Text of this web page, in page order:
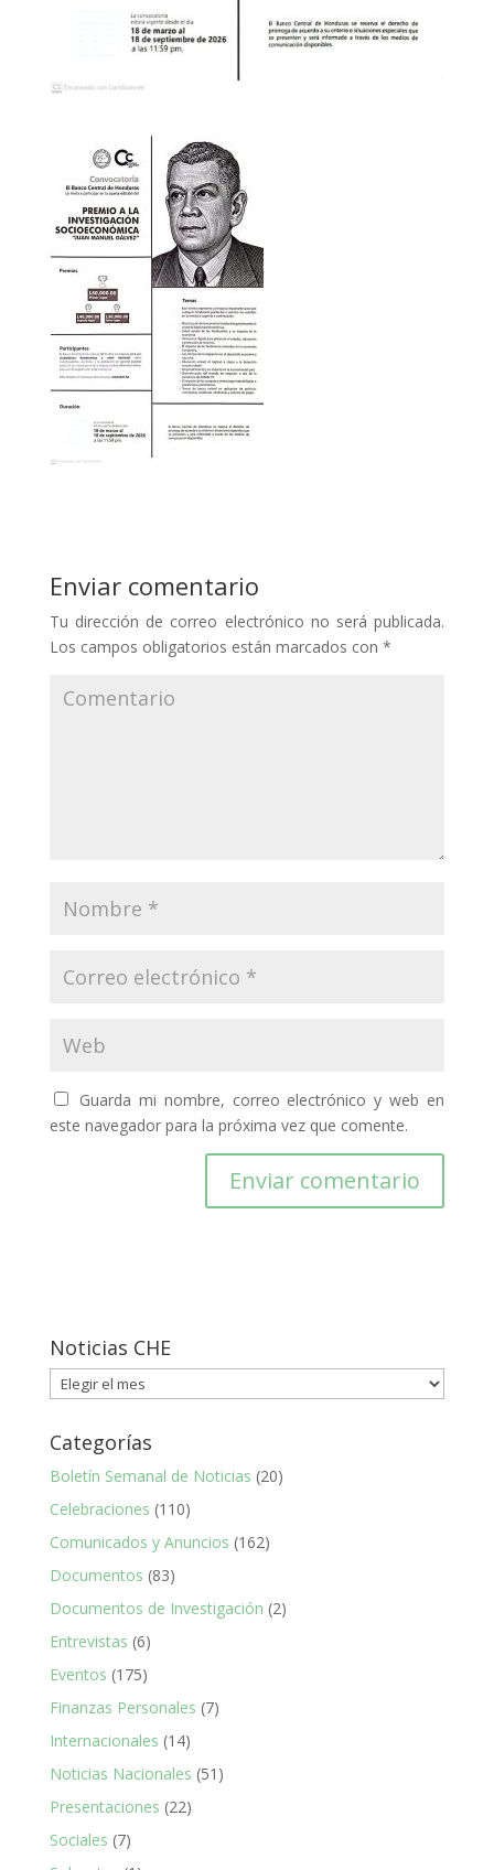
Enviar comentario
Tu dirección de correo electrónico no será publicada.
Los campos obligatorios están marcados con *
Guarda mi nombre, correo electrónico y web en
este navegador para la próxima vez que comente.
Noticias CHE
Noticias
CHE
Categorías
Boletín Semanal de Noticias (20)
Celebraciones (110)
Comunicados y Anuncios (162)
Documentos (83)
Documentos de Investigación (2)
Entrevistas (6)
Eventos (175)
Finanzas Personales (7)
Internacionales (14)
Noticias Nacionales (51)
Presentaciones (22)
Sociales (7)